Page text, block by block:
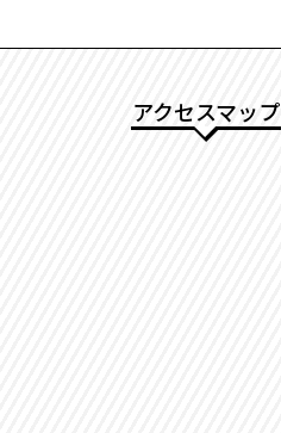
アクセスマップ